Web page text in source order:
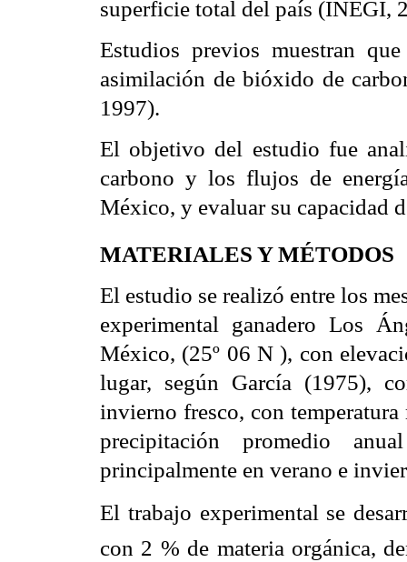
superficie total del país (INEGI,
Estudios previos muestran
asimilación de bióxido de
1997).
El objetivo del estudio fue
carbono y los flujos de
México, y evaluar su capacidad
MATERIALES Y MÉTODOS
El estudio se realizó entre los
experimental ganadero Los
México, (25º 06 N ), con
lugar, según García (1975),
invierno fresco, con
precipitación promedio
principalmente en verano e
El trabajo experimental se
con 2 % de materia orgánica,